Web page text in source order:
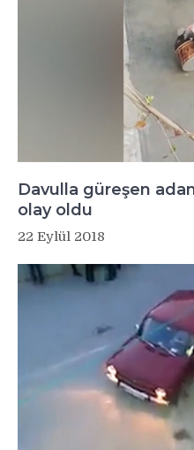
Davulla güreşen
olay oldu
22 Eylül 2018